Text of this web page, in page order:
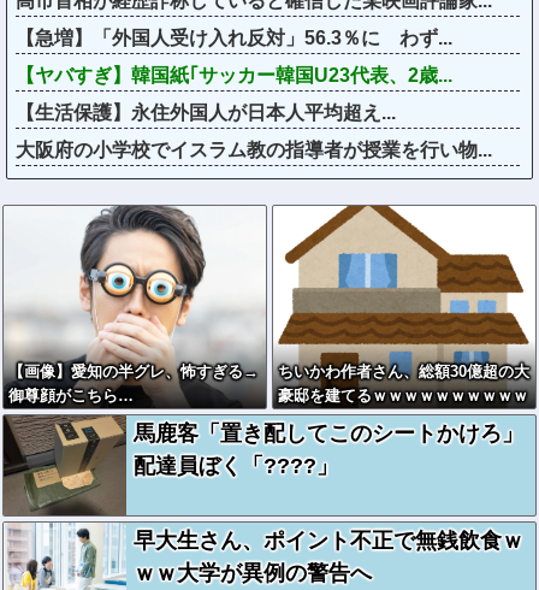
【急増】「外国人受け入れ反対」56.3％に わず...
【ヤバすぎ】韓国紙｢サッカー韓国U23代表、2歳...
【生活保護】永住外国人が日本人平均超え...
大阪府の小学校でイスラム教の指導者が授業を行い物...
【画像】愛知の半グレ、怖すぎる→
御尊顔がこちら…
ちいかわ作者さん、総額30億超の大
豪邸を建てるｗｗｗｗｗｗｗｗｗｗ
ｗｗｗｗｗｗｗｗｗ
馬鹿客「置き配してこのシートかけろ」
配達員ぼく「????」
早大生さん、ポイント不正で無銭飲食ｗ
ｗｗ大学が異例の警告へ